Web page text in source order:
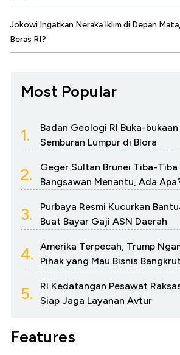
Jokowi Ingatkan Neraka Iklim di Depan
Beras RI?
Most Popular
1.
Badan Geologi RI Buka-
Semburan Lumpur di Blora
2.
Geger Sultan Brunei Tiba-
Bangsawan Menantu, Ada
3.
Purbaya Resmi Kucurkan
Buat Bayar Gaji ASN Daerah
4.
Amerika Terpecah, Trump
Pihak yang Mau Bisnis
5.
RI Kedatangan Pesawat
Siap Jaga Layanan Avtur
Features